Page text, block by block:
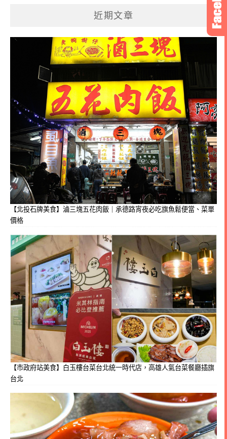
近期文章
【北投石牌美食】滷三塊五花肉飯｜承德路宵夜必吃旗魚鬆便當、菜單
價格
【市政府站美食】白玉樓台菜台北統一時代店，高雄人氣台菜餐廳插旗
台北